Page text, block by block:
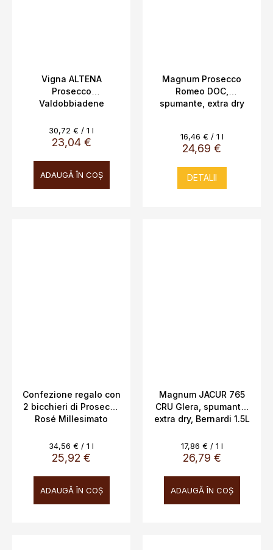
Vigna ALTENA
Prosecco
Valdobbiadene
Cantina Bortolotti
0,75L 11,8%, Edizione
23,04 €
Evaluare
preţ:
30,72 € / 1 l
ADAUGĂ ÎN COŞ
Magnum Prosecco
Romeo DOC,
spumante, extra dry
24,69 €
Evaluare
preţ:
16,46 € / 1 l
DETALII
Confezione regalo con
2 bicchieri di Prosecco
Rosé Millesimato
0,75l
25,92 €
Evaluare
preţ:
34,56 € / 1 l
ADAUGĂ ÎN COŞ
Magnum JACUR 765
CRU Glera, spumante,
extra dry, Bernardi 1.5L
26,79 €
Evaluare
preţ:
17,86 € / 1 l
ADAUGĂ ÎN COŞ